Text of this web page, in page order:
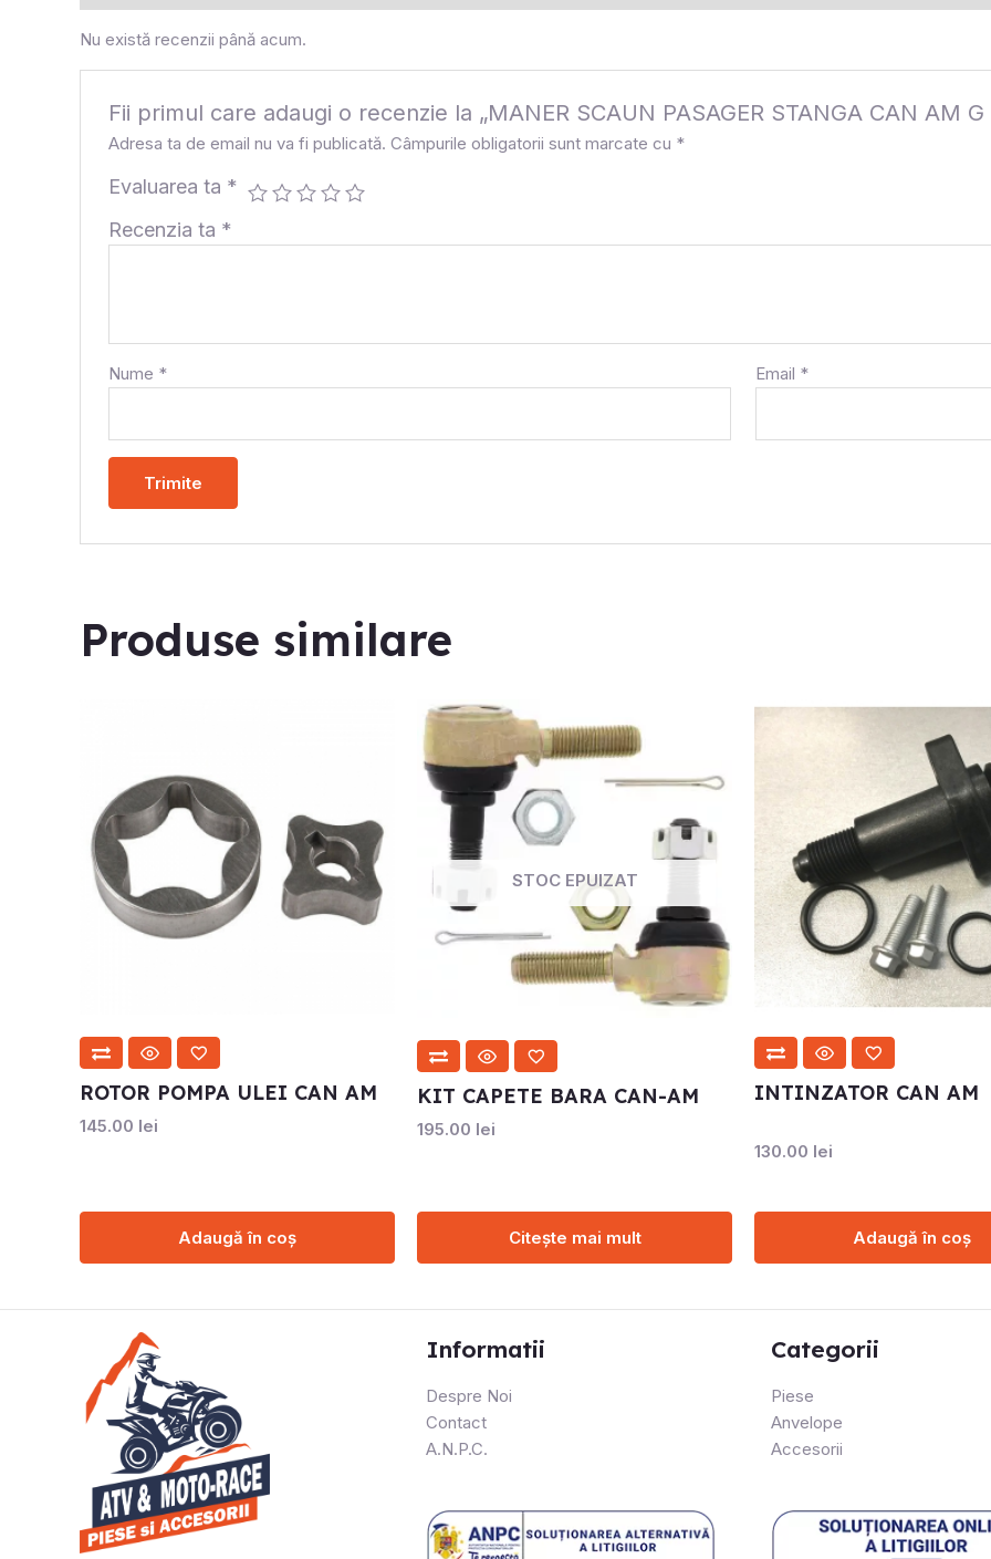
Nu există recenzii până acum.
Fii primul care adaugi o recenzie la „MANER SCAUN PASAGER STANGA CAN AM G
Adresa ta de email nu va fi publicată. Câmpurile obligatorii sunt marcate cu *
Evaluarea ta *
Recenzia ta *
Nume * Email *
Produse similare
ROTOR POMPA ULEI CAN AM
145.00 lei
Adaugă în coș
STOC EPUIZAT
KIT CAPETE BARA CAN-AM
195.00 lei
Citește mai mult
INTINZATOR CAN AM
130.00 lei
Adaugă în coș
Informatii
Despre Noi
Contact
A.N.P.C.
Categorii
Piese
Anvelope
Accesorii